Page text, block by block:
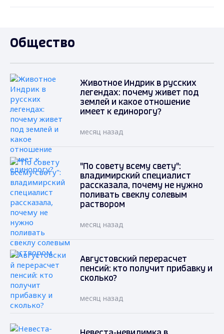
Общество
Животное Индрик в русских
легендах: почему живет под
землей и какое отношение
имеет к единорогу?
месяц назад
"По совету всему свету":
владимирский специалист
рассказала, почему не нужно
поливать свеклу солевым
раствором
месяц назад
Августовский перерасчет
пенсий: кто получит прибавку и
сколько?
месяц назад